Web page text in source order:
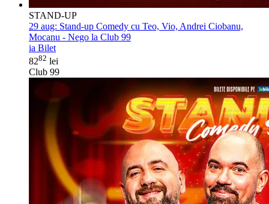
STAND-UP
29 aug: Stand-up Comedy cu Teo, Vio, Andrei Ciobanu,
Mocanu - Nego la Club 99
ia Bilet
8282 lei
Club 99